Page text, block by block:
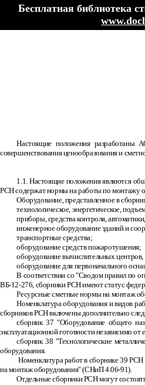
Бесплатная библиотека
Настоящие положения разработаны
совершенствования ценообразования и
1.1. Настоящие положения являются
РСН содержат нормы на работы по монтажу
Оборудование, представленное в
технологическое, энергетическое,
приборы, средства контроля,
инженерное оборудование зданий и
транспортные средства;
оборудование средств пожаротушения;
оборудование вычислительных центров,
оборудование для первоначального
В соответствии со "Сводом правил по
ВБ-12-276, сборники РСН имеют статус
Ресурсные сметные нормы на монтаж
Номенклатура оборудования и видов
сборников РСН включены дополнительно
сборник 37 "Оборудование общего
эксплуатационной готовности независимо от
сборник 38 "Технологические
оборудования.
Номенклатура работ в сборнике 39
на монтаж оборудования" (СНиП 4.06-91).
Отдельные сборники РСН могут